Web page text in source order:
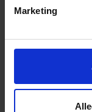
Marketing